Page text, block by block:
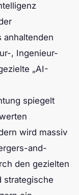
anhaltenden
, Ingenieur-
„AI-
spiegelt
wird massiv
and-
den gezielten
strategische